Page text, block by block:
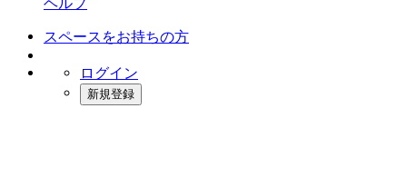
スペースをお持ちの方
ログイン
新規登録